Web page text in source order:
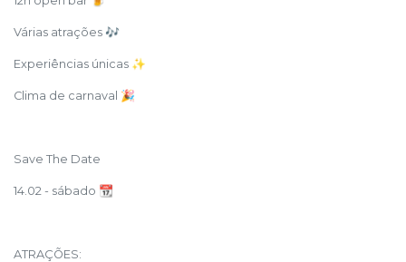
Várias atrações 🎶
Experiências únicas ✨
Clima de carnaval 🎉
Save The Date
14.02 - sábado 📆
ATRAÇÕES: